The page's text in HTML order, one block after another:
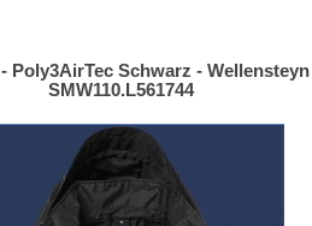
Poly3AirTec Schwarz -
SMW110.L561744